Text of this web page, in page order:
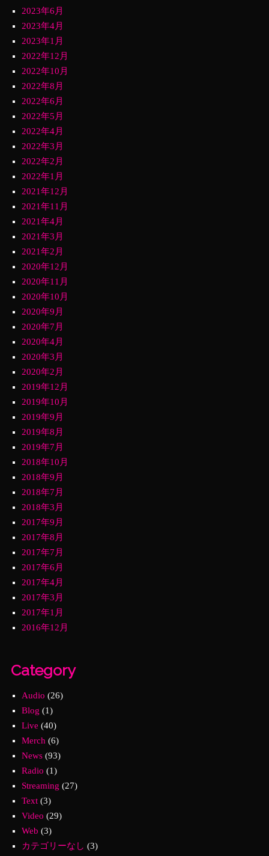
2023年6月
2023年4月
2023年1月
2022年12月
2022年10月
2022年8月
2022年6月
2022年5月
2022年4月
2022年3月
2022年2月
2022年1月
2021年12月
2021年11月
2021年4月
2021年3月
2021年2月
2020年12月
2020年11月
2020年10月
2020年9月
2020年7月
2020年4月
2020年3月
2020年2月
2019年12月
2019年10月
2019年9月
2019年8月
2019年7月
2018年10月
2018年9月
2018年7月
2018年3月
2017年9月
2017年8月
2017年7月
2017年6月
2017年4月
2017年3月
2017年1月
2016年12月
Category
Audio (26)
Blog (1)
Live (40)
Merch (6)
News(93)
Radio (1)
Streaming (27)
Text(3)
Video (29)
Web (3)
カテゴリーなし (3)